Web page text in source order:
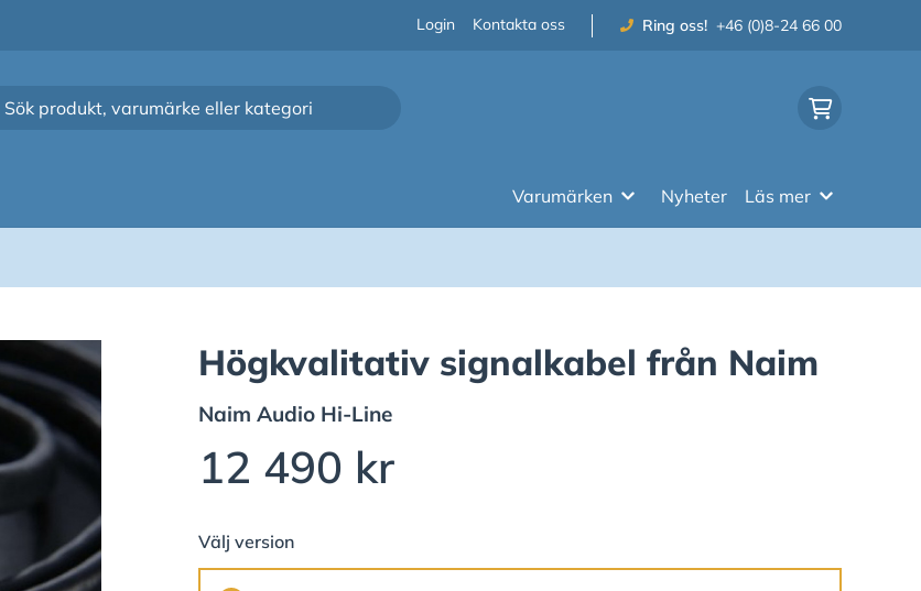
Login Kontakta oss Ring oss! +46 (0)8-24 66 00
Varumärken Nyheter Läs mer
Högkvalitativ signalkabel från Naim
Naim Audio Hi-Line
12 490 kr
Välj version